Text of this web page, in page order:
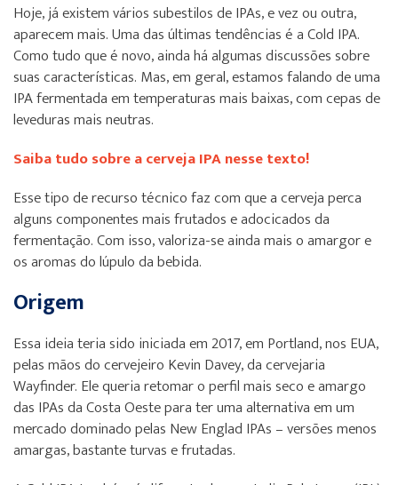
Hoje, já existem vários subestilos de IPAs, e vez ou outra,
aparecem mais. Uma das últimas tendências é a Cold IPA.
Como tudo que é novo, ainda há algumas discussões sobre
suas características. Mas, em geral, estamos falando de uma
IPA fermentada em temperaturas mais baixas, com cepas de
leveduras mais neutras.
Saiba tudo sobre a cerveja IPA nesse texto!
Esse tipo de recurso técnico faz com que a cerveja perca
alguns componentes mais frutados e adocicados da
fermentação. Com isso, valoriza-se ainda mais o amargor e
os aromas do lúpulo da bebida.
Origem
Essa ideia teria sido iniciada em 2017, em Portland, nos EUA,
pelas mãos do cervejeiro Kevin Davey, da cervejaria
Wayfinder. Ele queria retomar o perfil mais seco e amargo
das IPAs da Costa Oeste para ter uma alternativa em um
mercado dominado pelas New Englad IPAs – versões menos
amargas, bastante turvas e frutadas.